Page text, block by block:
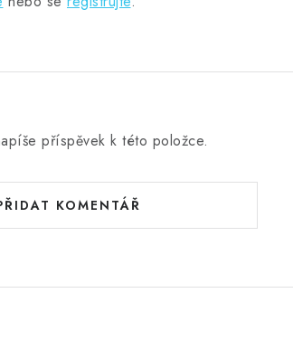
příspěvek k této položce.
KOMENTÁŘ